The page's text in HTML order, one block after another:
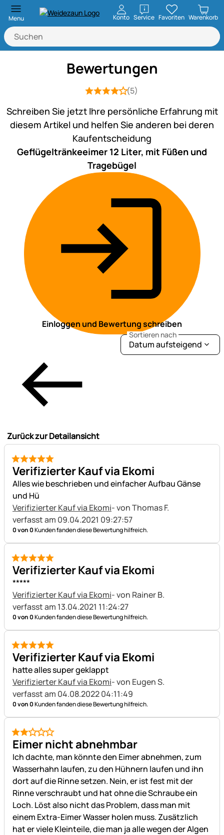
Menu Konto ServiceöffnenFavoriten Warenkorb
Bewertungen
Bewertung: 4 von 5 (5 Bewertungen)
5 Bewertungen
(5)
Schreiben Sie jetzt Ihre persönliche Erfahrung mit
diesem Artikel und helfen Sie anderen bei deren
Kaufentscheidung
Geflügeltränkeeimer 12 Liter, mit Füßen und
Tragebügel
Einloggen und Bewertung schreiben
Zurück zur Detailansicht
Sortieren nach
Datum aufsteigend
5 von 5
Verifizierter Kauf via Ekomi
Alles wie beschrieben und einfacher Aufbau Gänse
und Hü
Verifizierter Kauf via Ekomi- von Thomas F.
verfasst am 09.04.2021 09:27:57
0 von 0Kunden fanden diese Bewertung hilfreich.
5 von 5
Verifizierter Kauf via Ekomi
*****
Verifizierter Kauf via Ekomi- von Rainer B.
verfasst am 13.04.2021 11:24:27
0 von 0Kunden fanden diese Bewertung hilfreich.
5 von 5
Verifizierter Kauf via Ekomi
hatte alles super geklappt
Verifizierter Kauf via Ekomi- von Eugen S.
verfasst am 04.08.2022 04:11:49
0 von 0Kunden fanden diese Bewertung hilfreich.
2 von 5
Eimer nicht abnehmbar
Ich dachte, man könnte den Eimer abnehmen, zum
Wasserhahn laufen, zu den Hühnern laufen und ihn
dort auf die Rinne setzen. Nein, er ist fest mit der
Rinne verschraubt und hat ohne die Schraube ein
Loch. Löst also nicht das Problem, dass man mit
einem Extra-Eimer Wasser holen muss. Zusätzlich
hat er viele Kleinteile, die man ja alle wegen der Algen